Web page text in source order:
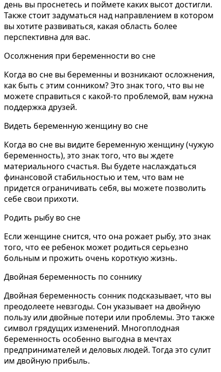
день вы проснетесь и поймете каких высот достигли.
Также стоит задуматься над направлением в котором
вы хотите развиваться, какая область более
перспективна для вас.
Осолжнения при беременности во сне
Когда во сне вы беременны и возникают осложнения,
как быть с этим сонником? Это знак того, что вы не
можете справиться с какой-то проблемой, вам нужна
поддержка друзей.
Видеть беременную женщину во сне
Когда во сне вы видите беременную женщину (чужую
беременность), это знак того, что вы ждете
материального счастья. Вы будете наслаждаться
финансовой стабильностью и тем, что вам не
придется ограничивать себя, вы можете позволить
себе свои прихоти.
Родить рыбу во сне
Если женщине снится, что она рожает рыбу, это знак
того, что ее ребенок может родиться серьезно
больным и прожить очень короткую жизнь.
Двойная беременность по соннику
Двойная беременность сонник подсказывает, что вы
преодолеете невзгоды. Сон указывает на двойную
пользу или двойные потери или проблемы. Это также
символ грядущих изменений. Многоплодная
беременность особенно выгодна в мечтах
предпринимателей и деловых людей. Тогда это сулит
им двойную прибыль.